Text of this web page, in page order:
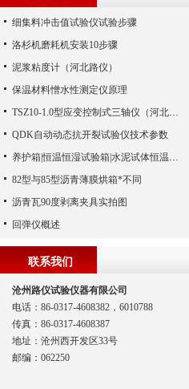
细集料冲击值试验仪试验步骤
洛杉机磨耗机安装10步骤
泥浆粘度计（河北路仪）
保温材料憎水性测定仪原理
TSZ10-1.0型应变控制式三轴仪（河北路仪）
QDK自动动态抗开裂试验仪技术参数
养护箱|恒温恒湿试验箱|水泥试体恒温标准养护箱温
82型与85型沥青薄膜烘箱*不同
沥青瓦90度剥离夹具实拍图
回弹仪概述
联系我们
沧州路仪试验仪器有限公司
电话：86-0317-4608382，6010788
传真：86-0317-4608387
地址：沧州西开发区33号
邮编：062250